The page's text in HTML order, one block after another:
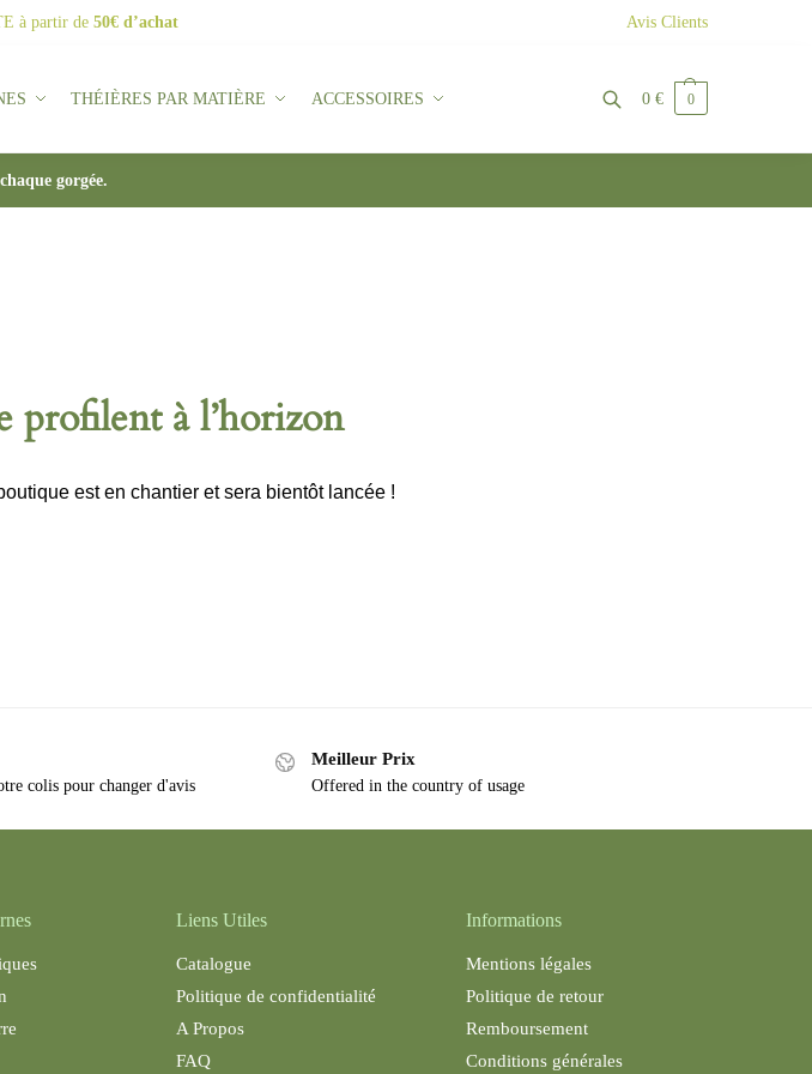
à partir de 50€ d’achat Avis Clients
THÉIÈRES PAR MATIÈRE ACCESSOIRES 0 € 0
gorgée.
profilent à l’horizon
est en chantier et sera bientôt lancée !
colis pour changer d'avis
Meilleur Prix
Offered in the country of usage
Liens Utiles
Catalogue
Politique de confidentialité
A Propos
FAQ
Informations
Mentions légales
Politique de retour
Remboursement
Conditions générales